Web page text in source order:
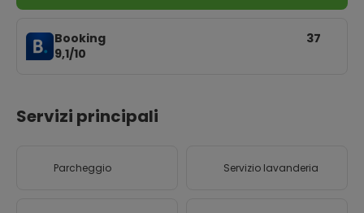
Booking
9,1/10
37
Servizi principali
Parcheggio Servizio lavanderia